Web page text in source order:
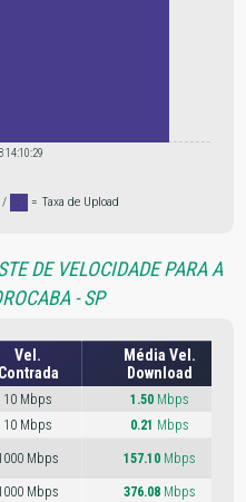
14:10:29
/ . = Taxa de Upload
DE VELOCIDADE PARA A
- SP
Vel.
Contrada
Média Vel.
Download
10 Mbps 1.50Mbps
10 Mbps 0.21 Mbps
Mbps 157.10Mbps
Mbps 376.08Mbps